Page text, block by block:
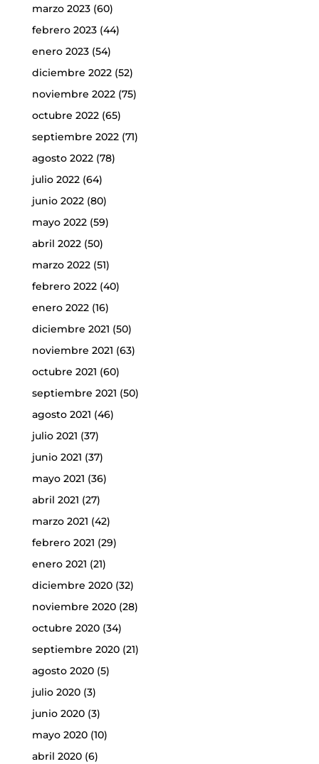
marzo 2023(60)
febrero 2023(44)
enero 2023(54)
diciembre 2022(52)
noviembre 2022(75)
octubre 2022(65)
septiembre 2022(71)
agosto 2022(78)
julio 2022(64)
junio 2022(80)
mayo 2022(59)
abril 2022(50)
marzo 2022(51)
febrero 2022(40)
enero 2022(16)
diciembre 2021 (50)
noviembre 2021 (63)
octubre 2021 (60)
septiembre 2021 (50)
agosto 2021 (46)
julio 2021 (37)
junio 2021 (37)
mayo 2021 (36)
abril 2021 (27)
marzo 2021 (42)
febrero 2021 (29)
enero 2021 (21)
diciembre 2020(32)
noviembre 2020(28)
octubre 2020(34)
septiembre 2020(21)
agosto 2020(5)
julio 2020(3)
junio 2020(3)
mayo 2020(10)
abril 2020(6)